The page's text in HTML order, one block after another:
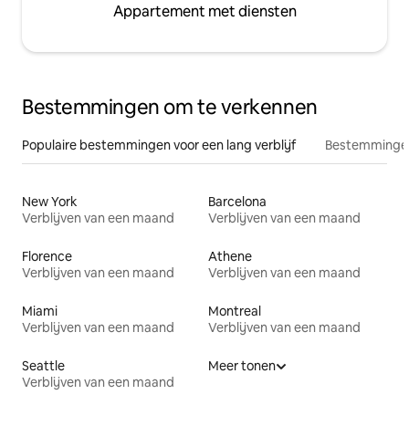
Appartement met diensten
Bestemmingen om te verkennen
Populaire bestemmingen voor een lang verblijf
New York
Verblijven van een maand
Barcelona
Verblijven van een maand
Florence
Verblijven van een maand
Athene
Verblijven van een maand
Miami
Verblijven van een maand
Montreal
Verblijven van een maand
Seattle
Verblijven van een maand
Meer tonen